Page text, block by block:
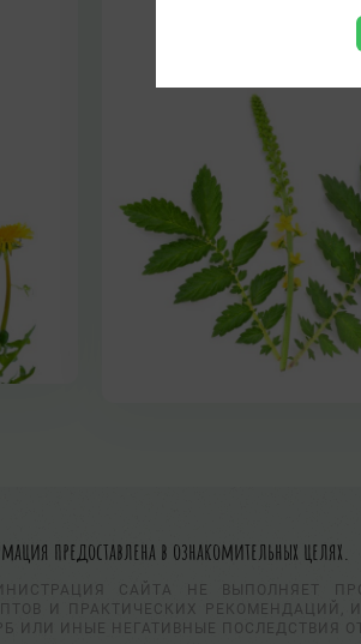
предоставлена в ознакомительных целях.
САЙТА НЕ ВЫПОЛНЯЕТ
И ПРАКТИЧЕСКИХ РЕКОМЕНДАЦИЙ,
ИЛИ ИНЫЕ НЕГАТИВНЫЕ ПОСЛЕДСТВИЯ